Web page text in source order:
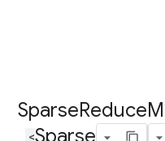
Reduce